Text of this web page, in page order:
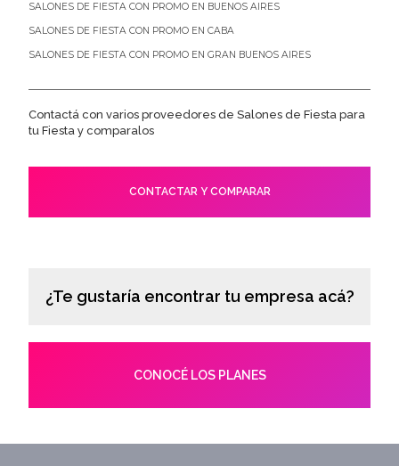
SALONES DE FIESTA CON PROMO EN BUENOS AIRES
SALONES DE FIESTA CON PROMO EN CABA
SALONES DE FIESTA CON PROMO EN GRAN BUENOS AIRES
Contactá con varios proveedores de Salones de Fiesta para
tu Fiesta y comparalos
CONTACTAR Y COMPARAR
¿Te gustaría encontrar tu empresa acá?
CONOCÉ LOS PLANES